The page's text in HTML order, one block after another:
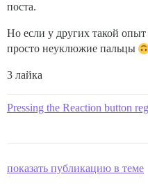
поста.
Но если у других такой опыт
просто неуклюжие пальцы
3 лайка
Pressing the Reaction button
показать публикацию в теме